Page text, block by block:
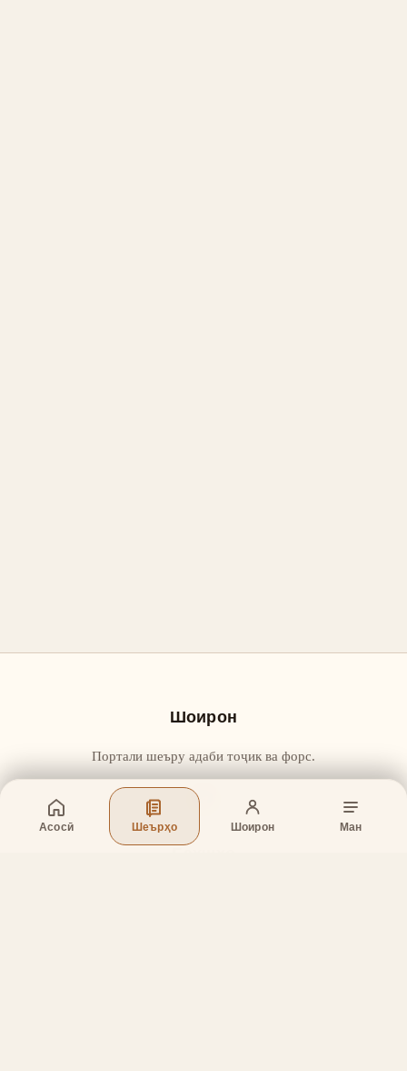
Асосӣ Шеърҳо Шоирон Ман
Шоирон
Портали шеъру адаби тоҷик ва форс.